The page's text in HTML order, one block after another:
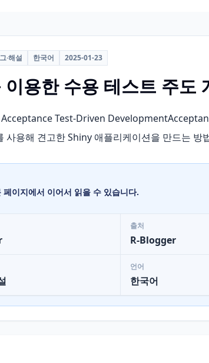
·해설 한국어 2025-01-23
용한 수용 테스트 주도
Test-Driven
사용해 견고한 Shiny 애플리케이션을 만드는 방
페이지에서 이어서 읽을 수 있습니다.
출처
R-Blogger
언어
한국어